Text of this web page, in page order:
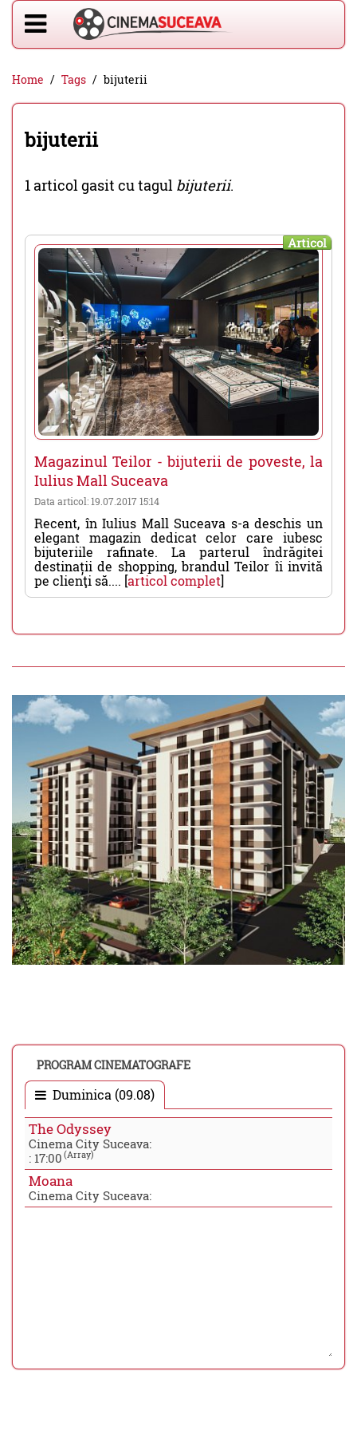
Home Tags bijuterii
bijuterii
1 articol gasit cu tagul bijuterii.
Articol
Magazinul Teilor - bijuterii de poveste, la
Iulius Mall Suceava
Data articol: 19.07.2017 15:14
Recent, în Iulius Mall Suceava s-a deschis un
elegant magazin dedicat celor care iubesc
bijuteriile rafinate. La parterul îndrăgitei
destinații de shopping, brandul Teilor îi invită
pe clienţi să.... [articol complet]
PROGRAM CINEMATOGRAFE
Duminica (09.08)
The Odyssey
Cinema City Suceava:
: 17:00 (Array)
Moana
Cinema City Suceava: